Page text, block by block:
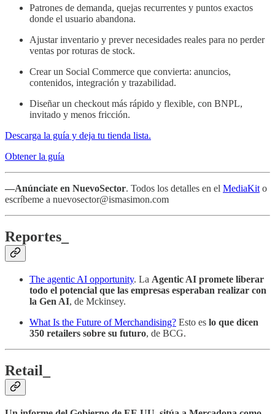
Patrones de demanda, quejas recurrentes y puntos exactos
donde el usuario abandona.
Ajustar inventario y prever necesidades reales para no perder
ventas por roturas de stock.
Crear un Social Commerce que convierta: anuncios,
contenidos, integración y trazabilidad.
Diseñar un checkout más rápido y flexible, con BNPL,
invitado y menos fricción.
Descarga la guía y deja tu tienda lista.
Obtener la guía
—Anúnciate en NuevoSector. Todos los detalles en el MediaKit o
escríbeme a nuevosector@ismasimon.com
Reportes_
The agentic AI opportunity. La Agentic AI promete liberar
todo el potencial que las empresas esperaban realizar con
la Gen AI, de Mckinsey.
What Is the Future of Merchandising? Esto es lo que dicen
350 retailers sobre su futuro, de BCG.
Retail_